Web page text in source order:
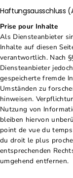
Haftungsausschluss
Prise pour Inhalte
Als Diensteanbieter
Inhalte auf diesen
verantwortlich. Nach
Diensteanbieter
gespeicherte fremde
Umständen zu
hinweisen.
Nutzung von
bleiben hiervon
point de vue du
du droit le plus
entsprechenden
umgehend entfernen.